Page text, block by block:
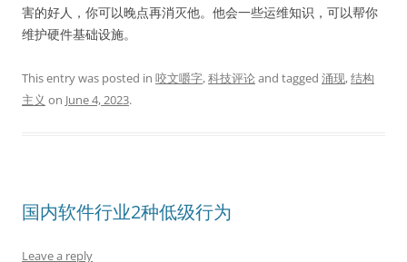
害的好人，你可以晚点再消灭他。他会一些运维知识，可以帮你
维护硬件基础设施。
This entry was posted in 咬文嚼字,科技评论and tagged 涌现,结构
主义 on June 4, 2023.
国内软件行业2种低级行为
Leave a reply